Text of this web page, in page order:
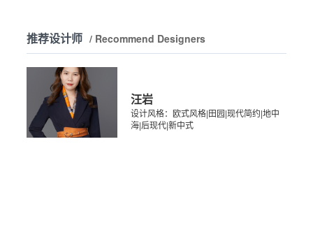
推荐设计师 / Recommend Designers
汪岩
设计风格：欧式风格|田园|现代简约|地中
海|后现代|新中式